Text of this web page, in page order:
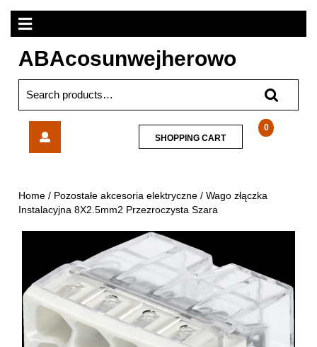
Skip
content
Open
Menu
ABAcosunwejherowo
for:
Przezroczysta
Szara
0
SHOPPING CARTSHOPPING
CART
Home / Pozostałe akcesoria elektryczne / Wago złączka
Instalacyjna 8X2.5mm2 Przezroczysta Szara